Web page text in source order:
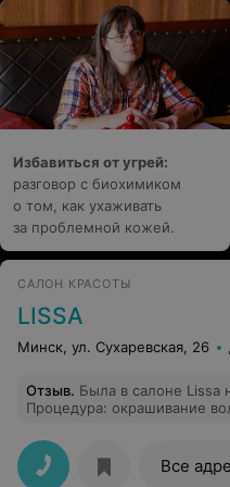
прямую челку, т.к. она
была отобрана, так еще и
короче, чем слева). Итого,
волос, и 1 см покраски
И это салон красоты?! Я в
"специалистов"!
Избавиться от угрей:
разговор с биохимиком
о том, как ухаживать
за проблемной кожей.
САЛОН КРАСОТЫ
LISSA
Минск, ул. Сухаревская, 26
Отзыв. Была в салоне Lissa
Процедура: окрашивание
тыс. Я ещё задала
мытьё, и укладка - всё 185
весь комплекс! По итогу
Все